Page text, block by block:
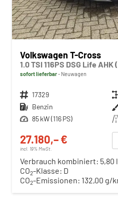
Volkswagen T-Cross
sofort lieferbar Neuwagen
Fahrzeugnr. 17329
Kraftstoff Benzin
Leistung 85 kW (116 PS)
27.180,– €
incl. 19% MwSt.
Verbrauch kombiniert: 5,80
CO2-Klasse: D
CO2-Emissionen: 132,00 g/